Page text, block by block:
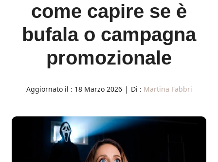
come capire se è
bufala o campagna
promozionale
Aggiornato il : 18 Marzo 2026 | Di : Martina Fabbri